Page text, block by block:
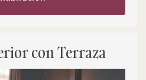
con Terraza